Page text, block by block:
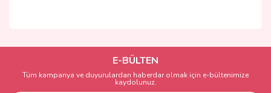
Yorum Yaz
kullanarak tarafımıza iletebilirsiniz.
Görüş ve önerileriniz için teşekkür ederiz.
E-BÜLTEN
Tüm kampanya ve duyurulardan haberdar olmak için e-bültenimize
kaydolunuz.